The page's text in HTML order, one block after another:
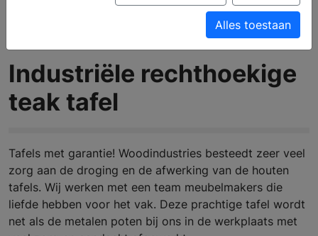
Industriële rechthoekige
teak tafel
Tafels met garantie! Woodindustries besteedt zeer veel
zorg aan de droging en de afwerking van de houten
tafels. Wij werken met een team meubelmakers die
liefde hebben voor het vak. Deze prachtige tafel wordt
net als de metalen poten bij ons in de werkplaats met
Alles toestaan